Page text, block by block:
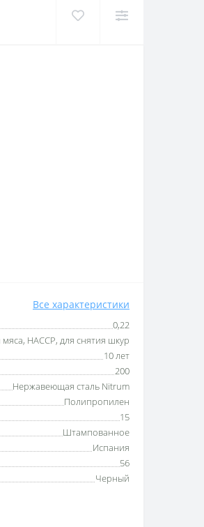
Все характеристики
0,22
HACCP, для снятия шкур
10 лет
200
Нержавеющая сталь Nitrum
Полипропилен
15
Штампованное
Испания
56
Черный